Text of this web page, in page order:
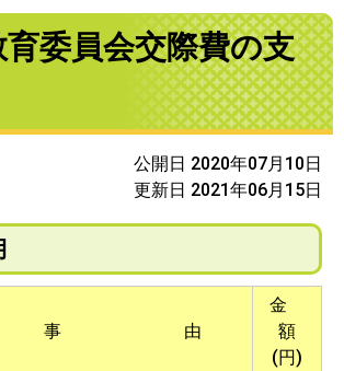
委員会交際費の支
公開日 2020年07月10日
更新日 2021年06月15日
事 由
金
額
(円)